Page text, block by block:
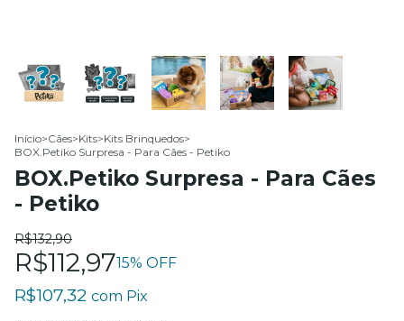
Início>Cães>Kits>Kits Brinquedos>
BOX.Petiko Surpresa - Para Cães - Petiko
BOX.Petiko Surpresa - Para Cães
- Petiko
R$132,90
R$112,9715% OFF
R$107,32 com Pix